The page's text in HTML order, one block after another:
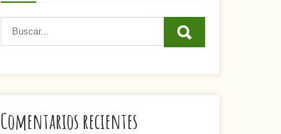
Comentarios recientes